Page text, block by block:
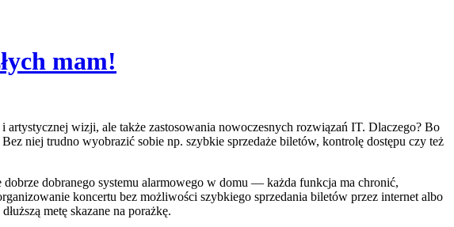
mam!
wizji, ale także zastosowania nowoczesnych rozwiązań IT. Dlaczego? Bo
niej trudno wyobrazić sobie np. szybkie sprzedaże biletów, kontrolę dostępu czy też
dobranego systemu alarmowego w domu — każda funkcja ma chronić,
koncertu bez możliwości szybkiego sprzedania biletów przez internet albo
metę skazane na porażkę.